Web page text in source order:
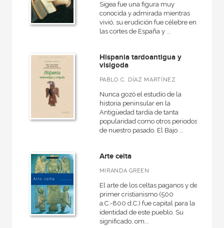
Sigea fue una figura muy
conocida y admirada mientras
vivió, su erudición fue célebre en
las cortes de España y ...
Hispania tardoantigua y
visigoda
PABLO C. DÍAZ MARTÍNEZ
Nunca gozó el estudio de la
historia peninsular en la
Antigüedad tardía de tanta
popularidad como otros periodos
de nuestro pasado. El Bajo ...
Arte celta
MIRANDA GREEN
El arte de los celtas paganos y del
primer cristianismo (500
a.C.-800 d.C.) fue capital para la
identidad de este pueblo. Su
significado, om...